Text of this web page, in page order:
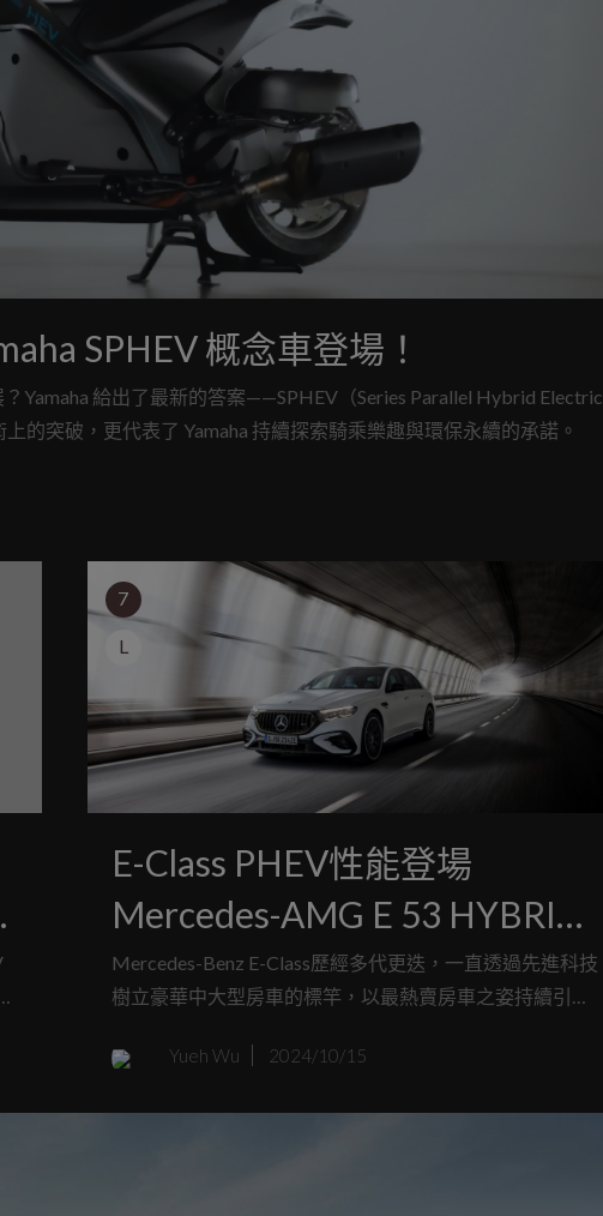
SPHEV 概念車登場！
Yamaha 給出了最新的答案——SPHEV（Series Parallel Hybrid Electric
的突破，更代表了 Yamaha 持續探索騎乘樂趣與環保永續的承諾。
7
L
E-Class PHEV性能登場
Mercedes-AMG E 53 HYBRID
4MATIC+
Mercedes-Benz E-Class歷經多代更迭，一直透過先進科技
樹立豪華中大型房車的標竿，以最熱賣房車之姿持續引領
整的產品陣容，台灣賓士今正式引進E-Class車系中首款插
Yueh Wu 2024/10/15